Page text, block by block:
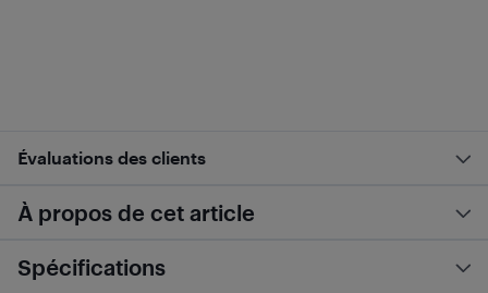
Évaluations des clients
À propos de cet article
Spécifications